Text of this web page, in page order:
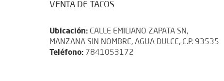
VENTA DE TACOS
Ubicación: CALLE EMILIANO ZAPATA SN,
MANZANA SIN NOMBRE, AGUA DULCE, C.P. 93535
Teléfono: 7841053172